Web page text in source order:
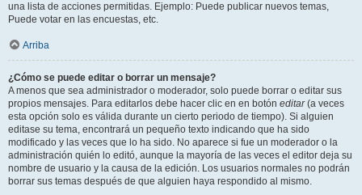
una lista de acciones permitidas. Ejemplo: Puede publicar nuevos temas,
Puede votar en las encuestas, etc.
Arriba
¿Cómo se puede editar o borrar un mensaje?
A menos que sea administrador o moderador, solo puede borrar o editar sus
propios mensajes. Para editarlos debe hacer clic en en botón editar(a veces
esta opción solo es válida durante un cierto periodo de tiempo). Si alguien
editase su tema, encontrará un pequeño texto indicando que ha sido
modificado y las veces que lo ha sido. No aparece si fue un moderador o la
administración quién lo editó, aunque la mayoría de las veces el editor deja su
nombre de usuario y la causa de la edición. Los usuarios normales no podrán
borrar sus temas después de que alguien haya respondido al mismo.